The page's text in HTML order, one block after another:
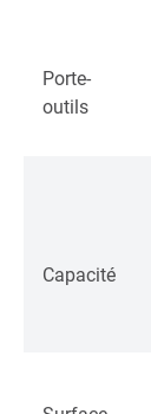
Porte-
outils
Capacité